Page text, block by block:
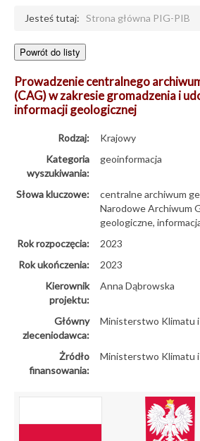
Jesteś tutaj: Strona główna PIG-PIB
Prowadzenie centralnego
(CAG) w zakresie gromadzenia i
informacji geologicznej
Rodzaj:
Krajowy
Kategoria
wyszukiwania:
geoinformacja
Słowa kluczowe:
centralne archiwum
Narodowe Archiwum
geologiczne,
Rok rozpoczęcia:
2023
Rok ukończenia:
2023
Kierownik
projektu:
Anna Dąbrowska
Główny
zleceniodawca:
Ministerstwo Klimatu i
Żródło
finansowania:
Ministerstwo Klimatu i